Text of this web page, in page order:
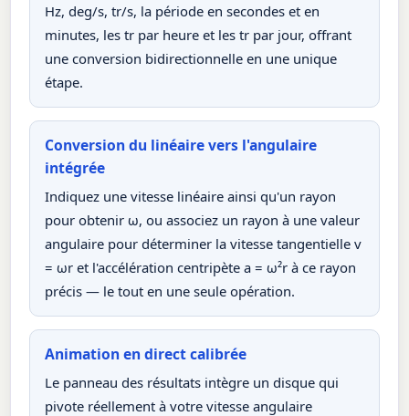
Hz, deg/s, tr/s, la période en secondes et en
minutes, les tr par heure et les tr par jour, offrant
une conversion bidirectionnelle en une unique
étape.
Conversion du linéaire vers l'angulaire
intégrée
Indiquez une vitesse linéaire ainsi qu'un rayon
pour obtenir ω, ou associez un rayon à une valeur
angulaire pour déterminer la vitesse tangentielle v
= ωr et l'accélération centripète a = ω²r à ce rayon
précis — le tout en une seule opération.
Animation en direct calibrée
Le panneau des résultats intègre un disque qui
pivote réellement à votre vitesse angulaire